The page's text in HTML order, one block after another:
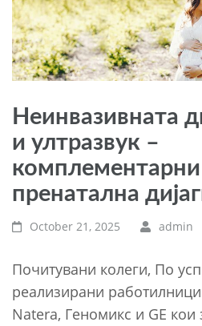
Неинвазивната
и ултразвук –
пренатална
October 21, 2025 admin
Почитувани колеги, По
реализирани
Natera, Геномикс и GE кои